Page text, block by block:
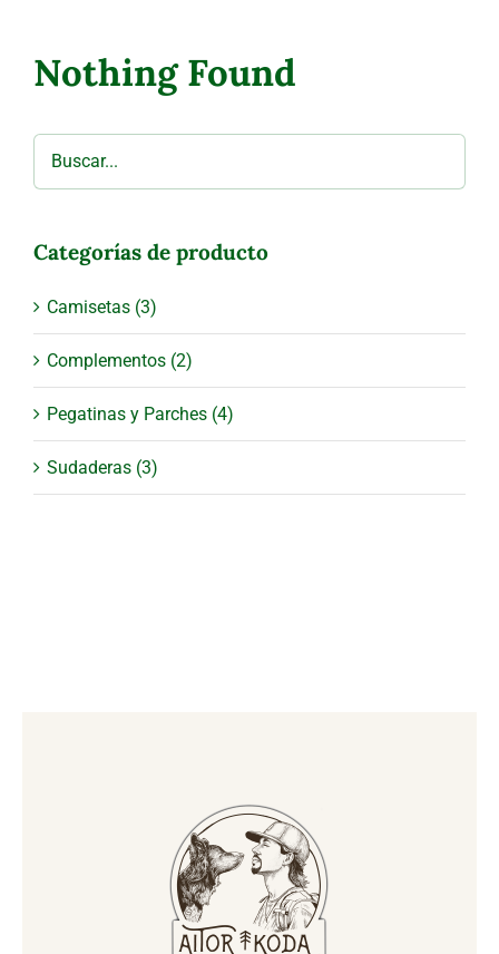
Nothing Found
Categorías de producto
Camisetas (3)
Complementos (2)
Pegatinas y Parches (4)
Sudaderas (3)